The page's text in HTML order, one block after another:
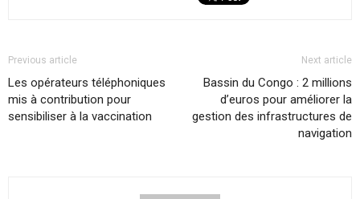
Previous article
Les opérateurs téléphoniques
mis à contribution pour
sensibiliser à la vaccination
Next article
Bassin du Congo : 2 millions
d’euros pour améliorer la
gestion des infrastructures de
navigation